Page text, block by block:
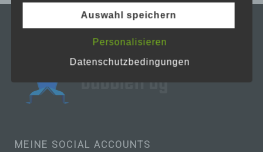
MEINE SOCIAL ACCOUNTS
über diese Internetseite verarbeiteten
personenbezogenen Daten sicherzustellen.
Datenübertragungen grundsätzlich
Sicherheitslücken aufweisen, sodass ein
absoluter Schutz nicht gewährleistet werden
kann. Aus diesem Grund steht es jeder
betroffenen Person frei, personenbezogene
Daten auch auf alternativen Wegen,
Auswahl speichern
Personalisieren
Datenschutzbedingungen